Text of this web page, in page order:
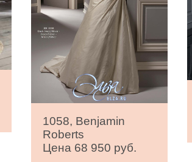
1058, Benjamin
Roberts
Цена 68 950 руб.